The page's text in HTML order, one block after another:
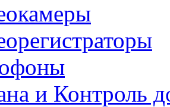
и Контроль